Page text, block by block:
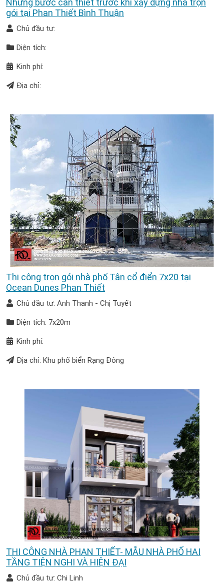
gói tại Phan Thiết Bình Thuận
Chủ đầu tư:
Diện tích:
Kinh phí:
Địa chỉ:
Thi công trọn gói nhà phố Tân cổ điển 7x20 tại
Ocean Dunes Phan Thiết
Chủ đầu tư: Anh Thanh - Chị Tuyết
Diện tích: 7x20m
Kinh phí:
Địa chỉ: Khu phố biển Rạng Đông
THI CÔNG NHÀ PHAN THIẾT- MẪU NHÀ PHỐ HAI
TẦNG TIỆN NGHI VÀ HIỆN ĐẠI
Chủ đầu tư: Chi Linh